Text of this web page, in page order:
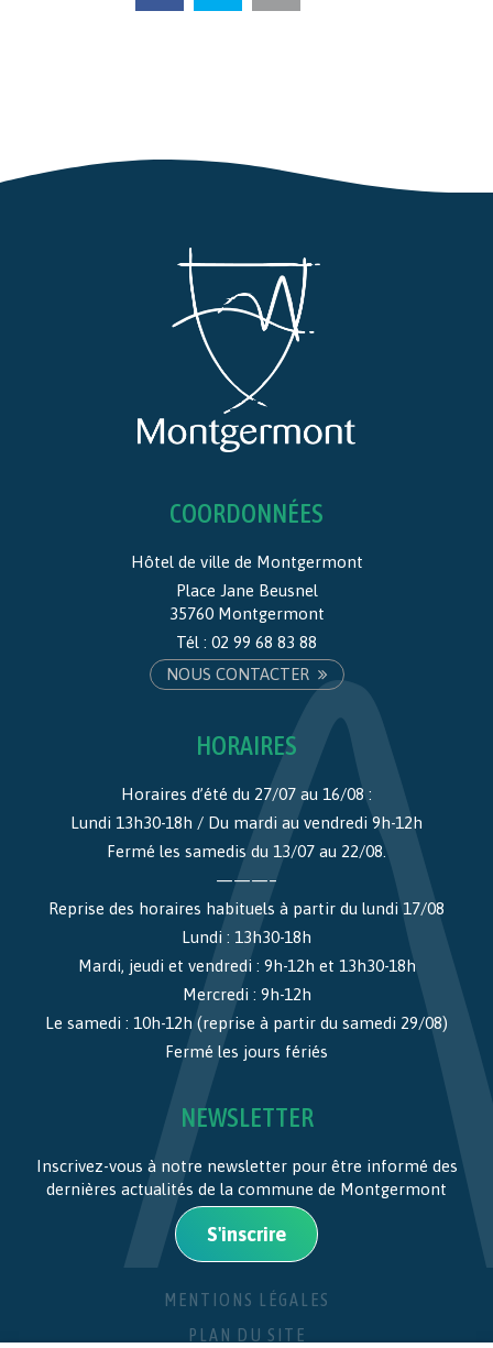
COORDONNÉES
Hôtel de ville de Montgermont
Place Jane Beusnel
35760 Montgermont
Tél : 02 99 68 83 88
NOUS CONTACTER
HORAIRES
Horaires d’été du 27/07 au 16/08 :
Lundi 13h30-18h / Du mardi au vendredi 9h-12h
Fermé les samedis du 13/07 au 22/08.
———–
Reprise des horaires habituels à partir du lundi 17/08
Lundi : 13h30-18h
Mardi, jeudi et vendredi : 9h-12h et 13h30-18h
Mercredi : 9h-12h
Le samedi : 10h-12h (reprise à partir du samedi 29/08)
Fermé les jours fériés
NEWSLETTER
Inscrivez-vous à notre newsletter pour être informé des
dernières actualités de la commune de Montgermont
S'inscrire
MENTIONS LÉGALES
PLAN DU SITE